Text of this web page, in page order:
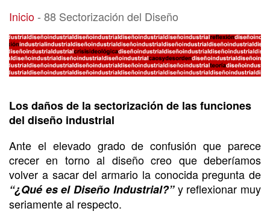
88 Sectorización del Diseño
Inicio- 88 Sectorización del Diseño
Los daños de la sectorización de las funciones
del diseño industrial
Ante el elevado grado de confusión que parece
crecer en torno al diseño creo que deberíamos
volver a sacar del armario la conocida pregunta de
“¿Qué es el Diseño Industrial?”y reflexionar muy
seriamente al respecto.